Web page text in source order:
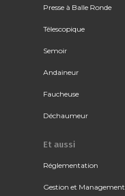
Presse à Balle Ronde
Télescopique
Semoir
Andaineur
Faucheuse
Déchaumeur
Et aussi
Réglementation
Gestion et Management